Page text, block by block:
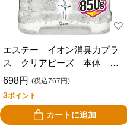
エステー イオン消臭力プラ
ス クリアビーズ 本体 無
香料 大容量 ８５０ｇ
698円 (税込767円)
3ポイント
カートに追加